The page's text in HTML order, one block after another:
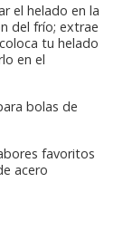
el helado en la
del frío; extrae
tu helado
en el
bolas de
favoritos
acero